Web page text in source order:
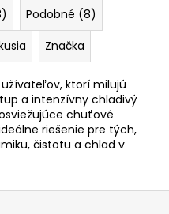
Podobné (8)
Značka
užívateľov, ktorí milujú
a intenzívny chladivý
chuťové
riešenie pre tých,
čistotu a chlad v